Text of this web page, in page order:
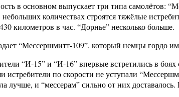
в основном выпускает три типа самолётов:
количествах строятся тяжёлые
километров в час. “Дорнье” несколько больше.
“Мессершмитт-109”, который немцы гордо
“И-15” и “И-16” впервые встретились в
по скорости не уступали
и “мессерам” сильно от них